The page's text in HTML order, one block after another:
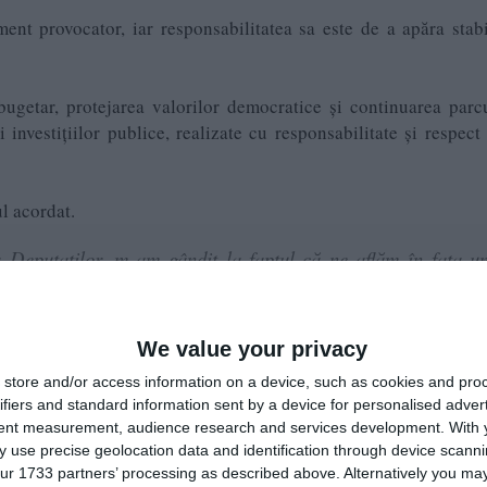
We value your privacy
store and/or access information on a device, such as cookies and
and standard information sent by a device for personalised
measurement, audience research and services development. With
use precise geolocation data and identification through device
1733 partners’ processing as described above. Alternatively you
provocator, iar responsabilitatea sa este de a apăra
protejarea valorilor democratice și continuarea
publice, realizate cu responsabilitate și respect
acordat.
Deputaților, m-am gândit la faptul că ne aflăm în fața
România.
și economică, iar un obiectiv major va fi
și continuarea parcursului european, cu
investițiile publice, asigurându-ne că acestea sunt
de cei care ne-au acordat încrederea.
pentru sprijin.", a scris Huțucă pe pagina